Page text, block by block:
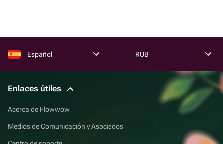
Español RUB
Enlaces útiles
Acerca de Flowwow
Medios de Comunicación y Asociados